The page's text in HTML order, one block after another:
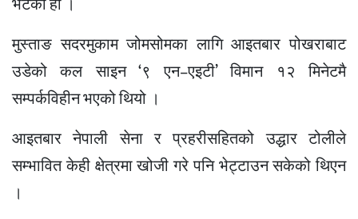
मुस्ताङ सदरमुकाम जोमसोमका लागि आइतबार पोखराबाट
उडेको कल साइन ‘९ एन–एइटी’ विमान १२ मिनेटमै
सम्पर्कविहीन भएको थियो ।
आइतबार नेपाली सेना र प्रहरीसहितको उद्धार टोलीले
सम्भावित केही क्षेत्रमा खोजी गरे पनि भेट्टाउन सकेको थिएन
।